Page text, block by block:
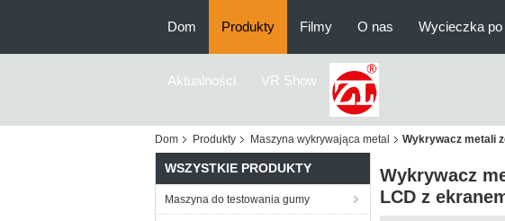
Dom Produkty Filmy O nas Wycieczka
Aktualności VR Show
Dom Produkty Maszyna wykrywająca metal Wykrywacz metali
WSZYSTKIE PRODUKTY
Maszyna do testowania gumy
Wykrywacz
LCD z